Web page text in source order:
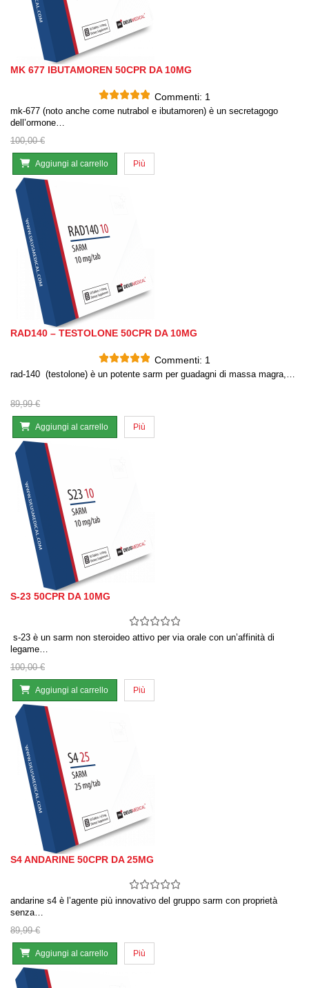
MK 677 IBUTAMOREN 50CPR DA 10MG
Commenti: 1
mk-677 (noto anche come nutrabol e ibutamoren) è un secretagogo
dell’ormone…
100,00 €
Aggiungi al carrello Più
RAD140 – TESTOLONE 50CPR DA 10MG
Commenti: 1
rad-140 (testolone) è un potente sarm per guadagni di massa magra,…
89,99 €
Aggiungi al carrello Più
S-23 50CPR DA 10MG
s-23 è un sarm non steroideo attivo per via orale con un’affinità di
legame…
100,00 €
Aggiungi al carrello Più
S4 ANDARINE 50CPR DA 25MG
andarine s4 è l’agente più innovativo del gruppo sarm con proprietà
senza…
89,99 €
Aggiungi al carrello Più